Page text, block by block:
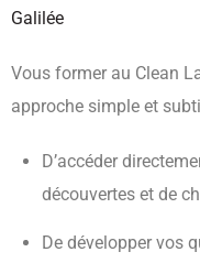
Galilée
Vous former au Clean
approche simple et
D’accéder
découvertes et de
De développer vos